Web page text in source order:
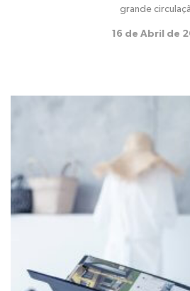
grande
16 de Abril de